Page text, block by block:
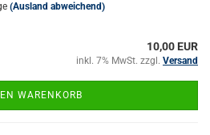
(Ausland abweichend)
10,00 EUR
inkl. 7% MwSt. zzgl. Versand
WARENKORB